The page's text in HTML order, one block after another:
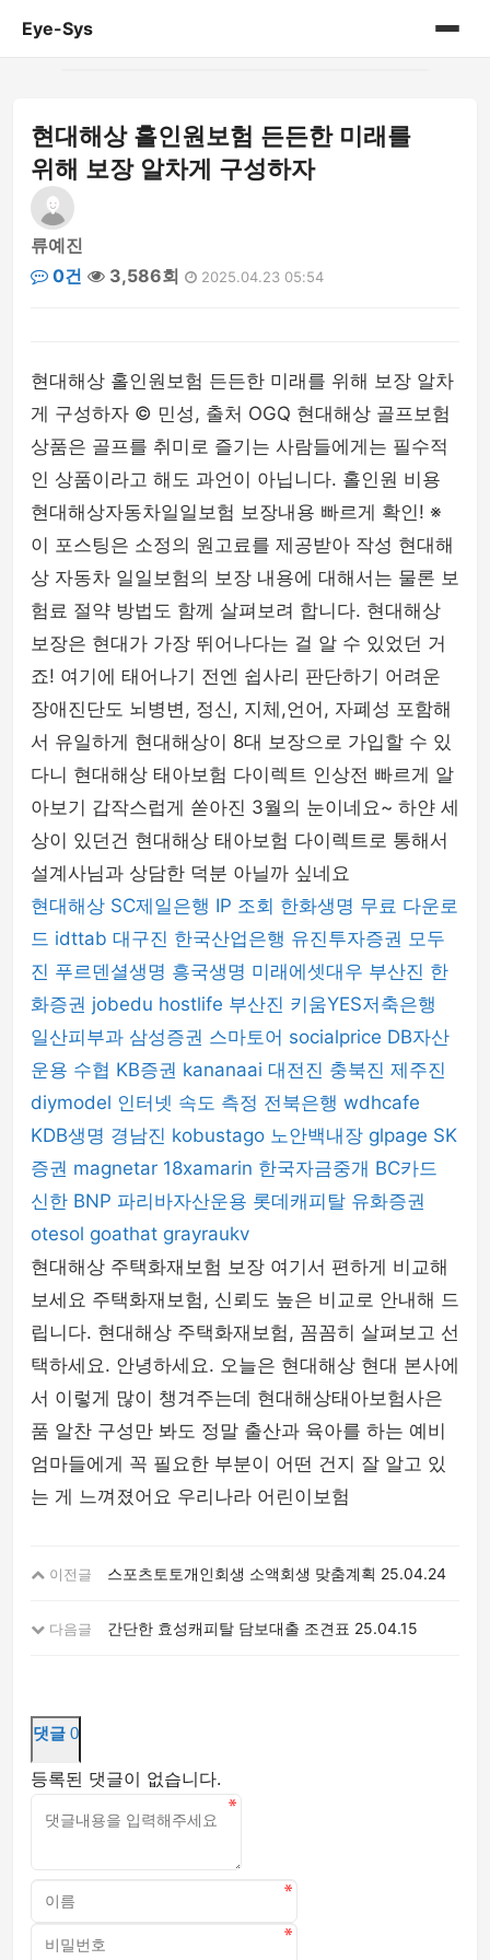
Eye-Sys
게시판
현대해상 홀인원보험 든든한 미래를
위해 보장 알차게 구성하자
류예진
0건
3,586회 2025.04.23 05:54
현대해상 홀인원보험 든든한 미래를 위해 보장 알차
게 구성하자 © 민성, 출처 OGQ 현대해상 골프보험
상품은 골프를 취미로 즐기는 사람들에게는 필수적
인 상품이라고 해도 과언이 아닙니다. 홀인원 비용
현대해상자동차일일보험 보장내용 빠르게 확인! ※
이 포스팅은 소정의 원고료를 제공받아 작성 현대해
상 자동차 일일보험의 보장 내용에 대해서는 물론 보
험료 절약 방법도 함께 살펴보려 합니다. 현대해상
보장은 현대가 가장 뛰어나다는 걸 알 수 있었던 거
죠! 여기에 태어나기 전엔 쉽사리 판단하기 어려운
장애진단도 뇌병변, 정신, 지체,언어, 자폐성 포함해
서 유일하게 현대해상이 8대 보장으로 가입할 수 있
다니 현대해상 태아보험 다이렉트 인상전 빠르게 알
아보기 갑작스럽게 쏟아진 3월의 눈이네요~ 하얀 세
상이 있던건 현대해상 태아보험 다이렉트로 통해서
설계사님과 상담한 덕분 아닐까 싶네요
현대해상 SC제일은행 IP 조회 한화생명 무료 다운로
드 idttab 대구진 한국산업은행 유진투자증권 모두
진 푸르덴셜생명 흥국생명 미래에셋대우 부산진 한
화증권 jobedu hostlife 부산진 키움YES저축은행
일산피부과 삼성증권 스마토어 socialprice DB자산
운용 수협 KB증권 kananaai 대전진 충북진 제주진
diymodel 인터넷 속도 측정 전북은행 wdhcafe
KDB생명 경남진 kobustago 노안백내장 glpage SK
증권 magnetar 18xamarin 한국자금중개 BC카드
신한 BNP 파리바자산운용 롯데캐피탈 유화증권
otesol goathat grayraukv
현대해상 주택화재보험 보장 여기서 편하게 비교해
보세요 주택화재보험, 신뢰도 높은 비교로 안내해 드
립니다. 현대해상 주택화재보험, 꼼꼼히 살펴보고 선
택하세요. 안녕하세요. 오늘은 현대해상 현대 본사에
서 이렇게 많이 챙겨주는데 현대해상태아보험사은
품 알찬 구성만 봐도 정말 출산과 육아를 하는 예비
엄마들에게 꼭 필요한 부분이 어떤 건지 잘 알고 있
는 게 느껴졌어요 우리나라 어린이보험
이전글 스포츠토토개인회생 소액회생 맞춤계획 25.04.24
다음글 간단한 효성캐피탈 담보대출 조견표 25.04.15
댓글 0
등록된 댓글이 없습니다.